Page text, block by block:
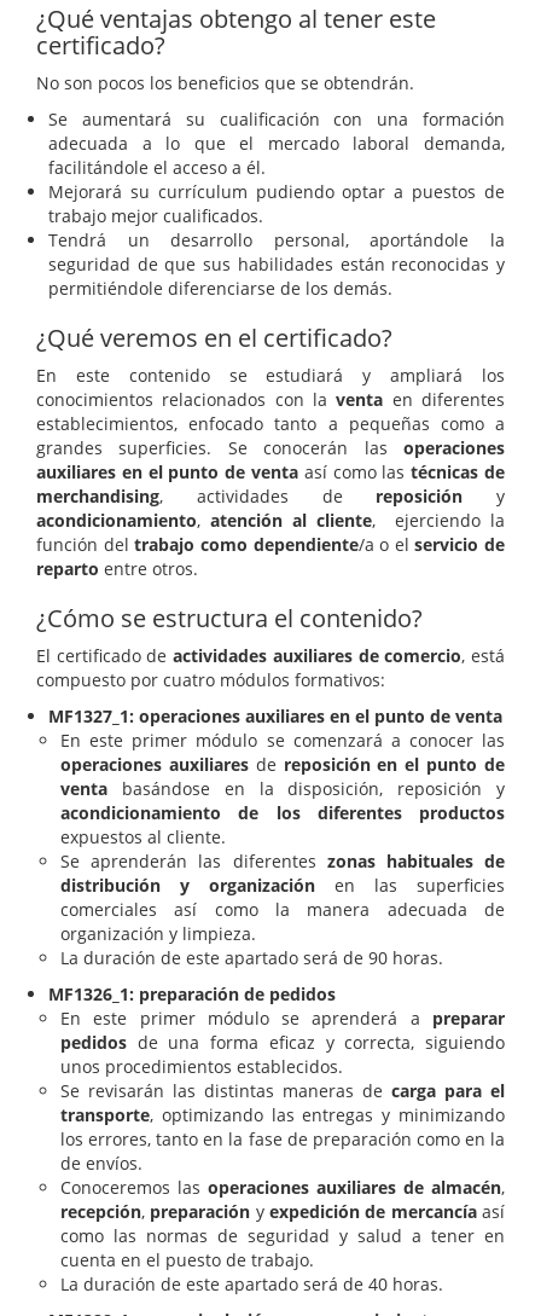
¿Qué ventajas obtengo al tener este
certificado?
No son pocos los beneficios que se obtendrán.
Se aumentará su cualificación con una formación
adecuada a lo que el mercado laboral demanda,
facilitándole el acceso a él.
Mejorará su currículum pudiendo optar a puestos de
trabajo mejor cualificados.
Tendrá un desarrollo personal, aportándole la
seguridad de que sus habilidades están reconocidas y
permitiéndole diferenciarse de los demás.
¿Qué veremos en el certificado?
En este contenido se estudiará y ampliará los
conocimientos relacionados con laventa en diferentes
establecimientos, enfocado tanto a pequeñas como a
grandes superficies. Se conocerán las operaciones
auxiliares en el punto de venta así como lastécnicas de
merchandising, actividades de reposición y
acondicionamiento, atención al cliente, ejerciendo la
función deltrabajo como dependiente/a o elservicio de
reparto entre otros.
¿Cómo se estructura el contenido?
El certificado deactividades auxiliares de comercio, está
compuesto por cuatro módulos formativos:
MF1327_1: operaciones auxiliares en el punto de venta
En este primer módulo se comenzará a conocer las
operaciones auxiliaresde reposición en el punto de
venta basándose en la disposición, reposición y
acondicionamiento de los diferentes productos
expuestos al cliente.
Se aprenderán las diferentes zonas habituales de
distribución y organización en las superficies
comerciales así como la manera adecuada de
organización y limpieza.
La duración de este apartado será de 90 horas.
MF1326_1: preparación de pedidos
En este primer módulo se aprenderá a preparar
pedidos de una forma eficaz y correcta, siguiendo
unos procedimientos establecidos.
Se revisarán las distintas maneras de carga para el
transporte, optimizando las entregas y minimizando
los errores, tanto en la fase de preparación como en la
de envíos.
Conoceremos las operaciones auxiliares de almacén,
recepción, preparación yexpedición de mercancíaasí
como las normas de seguridad y salud a tener en
cuenta en el puesto de trabajo.
La duración de este apartado será de 40 horas.